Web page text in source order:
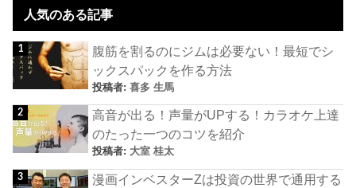
人気のある記事
腹筋を割るのにジムは必要ない！最短でシ
ックスパックを作る方法
投稿者:喜多 生馬
高音が出る！声量がUPする！カラオケ上達
のたった一つのコツを紹介
投稿者: 大室 桂太
漫画インベスターZは投資の世界で通用する